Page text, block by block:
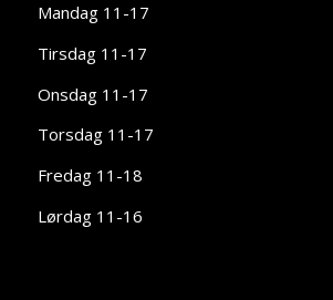
Mandag 11-17
Tirsdag 11-17
Onsdag 11-17
Torsdag 11-17
Fredag 11-18
Lørdag 11-16